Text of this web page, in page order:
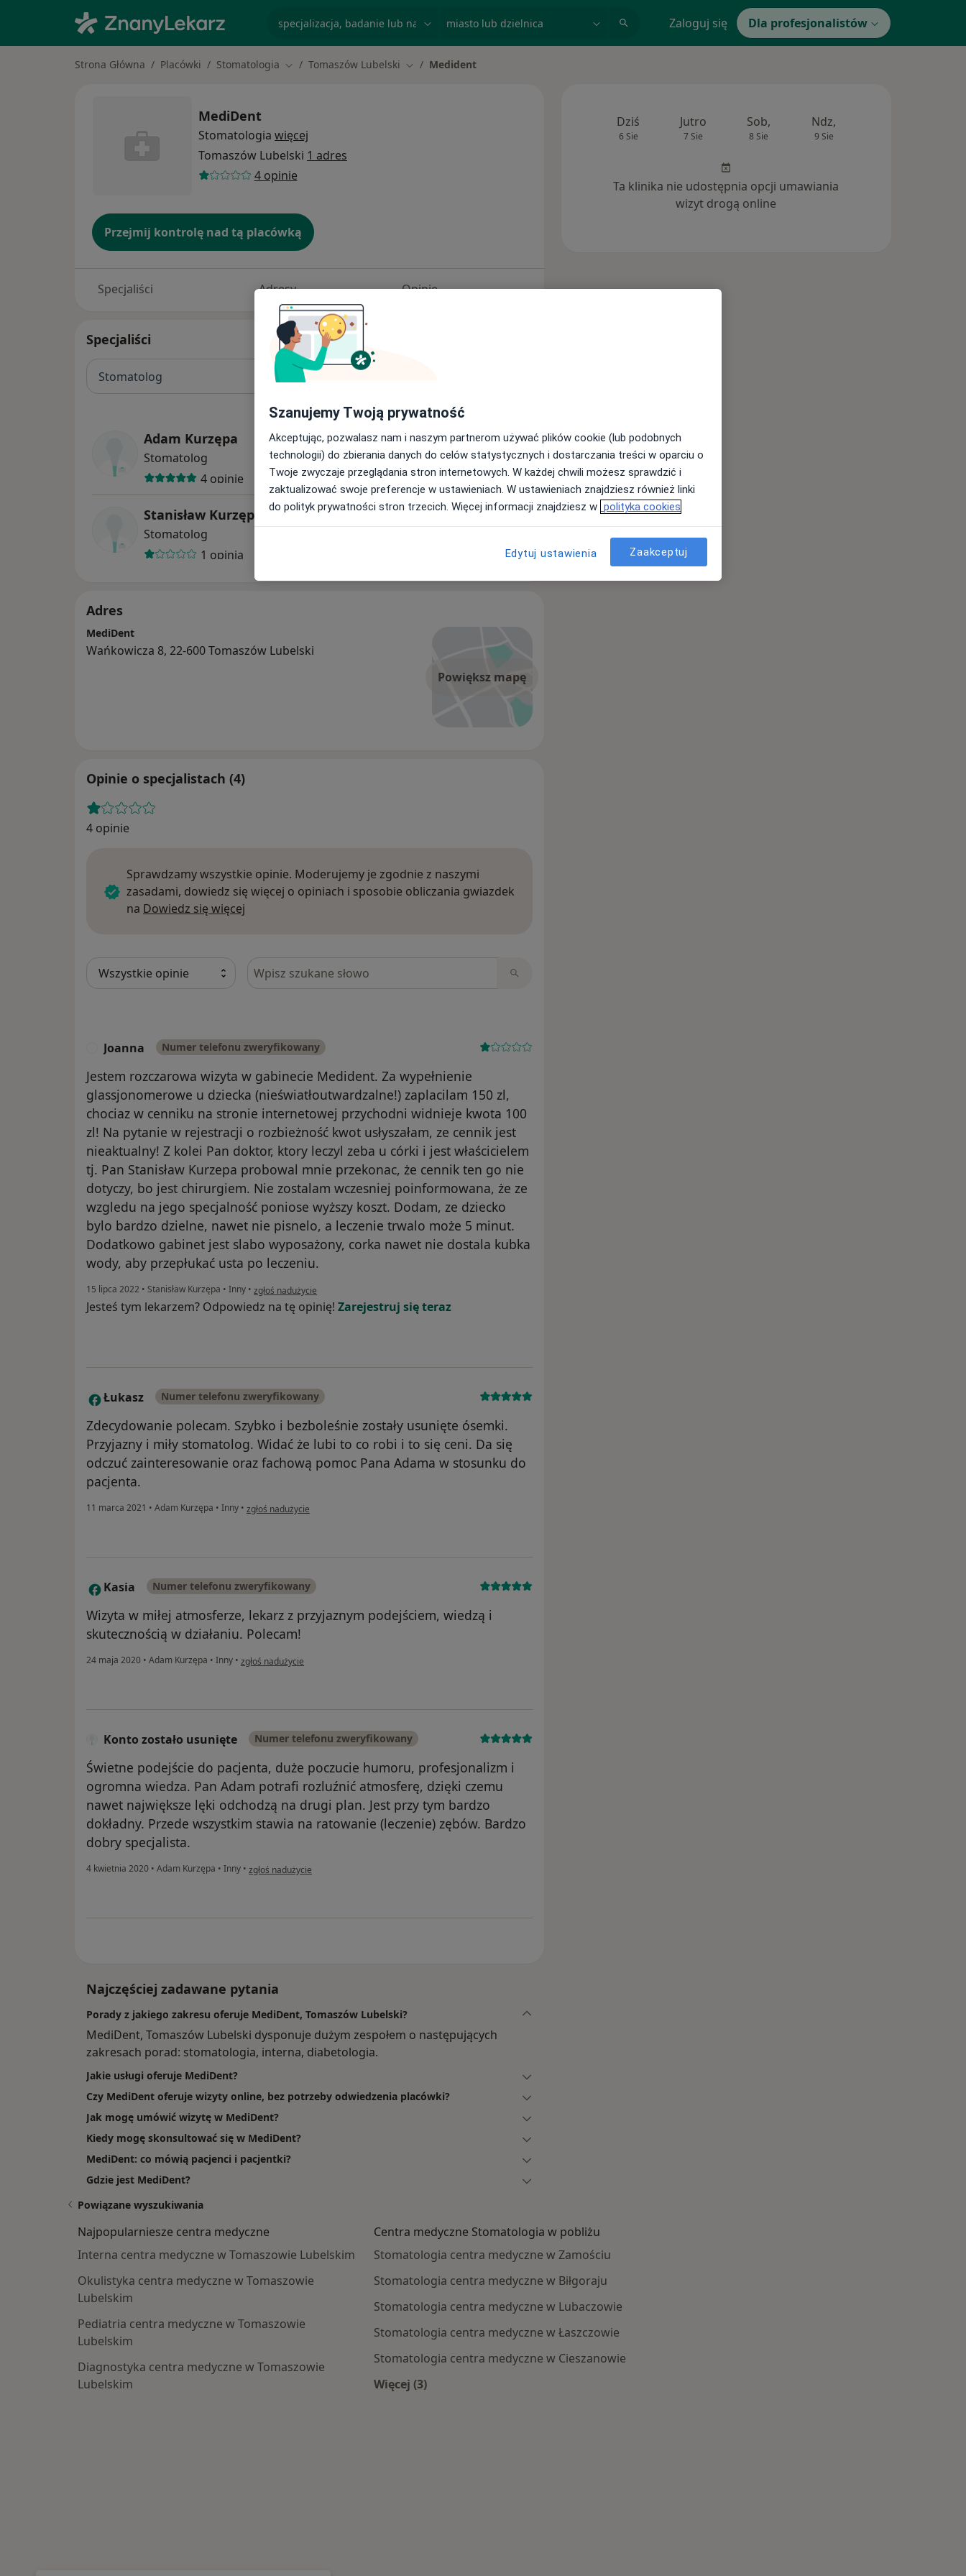
Zaloguj się Dla profesjonalistów
Strona Główna Placówki Stomatologia Zmień miasto
Tomaszów Lubelski Zmień miasto
Medident
MediDent
Stomatologia więcej
Tomaszów Lubelski 1 adres
4 opinie
Przejmij kontrolę nad tą placówką
Specjaliści Adresy Opinie
Specjaliści
Stomatolog
Adam Kurzępa
Stomatolog
4 opinie
Stanisław Kurzępa
Stomatolog
1 opinia
Adres
Powiększ mapę
MediDent
Wańkowicza 8, 22-600 Tomaszów Lubelski
Opinie o specjalistach (4)
4 opinie
Sprawdzamy wszystkie opinie. Moderujemy je zgodnie z naszymi
zasadami, dowiedz się więcej o opiniach i sposobie obliczania gwiazdek
na Dowiedz się więcej
Szukaj w opiniach
Joanna Numer telefonu zweryfikowany
Jestem rozczarowa wizyta w gabinecie Medident. Za wypełnienie
glassjonomerowe u dziecka (nieświatłoutwardzalne!) zaplacilam 150 zl,
chociaz w cenniku na stronie internetowej przychodni widnieje kwota 100
zl! Na pytanie w rejestracji o rozbieżność kwot usłyszałam, ze cennik jest
nieaktualny! Z kolei Pan doktor, ktory leczyl zeba u córki i jest właścicielem
tj. Pan Stanisław Kurzepa probowal mnie przekonac, że cennik ten go nie
dotyczy, bo jest chirurgiem. Nie zostalam wczesniej poinformowana, że ze
wzgledu na jego specjalność poniose wyższy koszt. Dodam, ze dziecko
bylo bardzo dzielne, nawet nie pisnelo, a leczenie trwalo może 5 minut.
Dodatkowo gabinet jest slabo wyposażony, corka nawet nie dostala kubka
wody, aby przepłukać usta po leczeniu.
15 lipca 2022 • Stanisław Kurzępa • Inny • w opinii użytkownika Joanna
zgłoś nadużycie
Jesteś tym lekarzem? Odpowiedz na tę opinię! Zarejestruj się teraz
Ł Łukasz Numer telefonu zweryfikowany
Zdecydowanie polecam. Szybko i bezboleśnie zostały usunięte ósemki.
Przyjazny i miły stomatolog. Widać że lubi to co robi i to się ceni. Da się
odczuć zainteresowanie oraz fachową pomoc Pana Adama w stosunku do
pacjenta.
11 marca 2021 • Adam Kurzępa • Inny • w opinii użytkownika Łukasz
zgłoś nadużycie
K Kasia Numer telefonu zweryfikowany
Wizyta w miłej atmosferze, lekarz z przyjaznym podejściem, wiedzą i
skutecznością w działaniu. Polecam!
24 maja 2020 • Adam Kurzępa • Inny • w opinii użytkownika Kasia
zgłoś nadużycie
Konto zostało usunięte Numer telefonu zweryfikowany
Świetne podejście do pacjenta, duże poczucie humoru, profesjonalizm i
ogromna wiedza. Pan Adam potrafi rozluźnić atmosferę, dzięki czemu
nawet największe lęki odchodzą na drugi plan. Jest przy tym bardzo
dokładny. Przede wszystkim stawia na ratowanie (leczenie) zębów. Bardzo
dobry specjalista.
4 kwietnia 2020 • Adam Kurzępa • Inny • w opinii użytkownika Konto zostało usunięte
zgłoś nadużycie
Najczęściej zadawane pytania
Porady z jakiego zakresu oferuje MediDent, Tomaszów Lubelski?
MediDent, Tomaszów Lubelski dysponuje dużym zespołem o następujących
zakresach porad: stomatologia, interna, diabetologia.
Jakie usługi oferuje MediDent?
Czy MediDent oferuje wizyty online, bez potrzeby odwiedzenia placówki?
Jak mogę umówić wizytę w MediDent?
Kiedy mogę skonsultować się w MediDent?
MediDent: co mówią pacjenci i pacjentki?
Gdzie jest MediDent?
Dziś
6 Sie
Jutro
7 Sie
Sob,
8 Sie
Ndz,
9 Sie
Ta klinika nie udostępnia opcji umawiania
wizyt drogą online
Powiązane wyszukiwania
Najpopularniesze centra medyczne
Interna centra medyczne w Tomaszowie Lubelskim
Okulistyka centra medyczne w Tomaszowie
Lubelskim
Pediatria centra medyczne w Tomaszowie
Lubelskim
Diagnostyka centra medyczne w Tomaszowie
Lubelskim
Centra medyczne Stomatologia w pobliżu
Stomatologia centra medyczne w Zamościu
Stomatologia centra medyczne w Biłgoraju
Stomatologia centra medyczne w Lubaczowie
Stomatologia centra medyczne w Łaszczowie
Stomatologia centra medyczne w Cieszanowie
Więcej (3)
Szanujemy Twoją prywatność
Akceptując, pozwalasz nam i naszym partnerom używać plików cookie (lub podobnych
technologii) do zbierania danych do celów statystycznych i dostarczania treści w oparciu o
Twoje zwyczaje przeglądania stron internetowych. W każdej chwili możesz sprawdzić i
zaktualizować swoje preferencje w ustawieniach. W ustawieniach znajdziesz również linki
do polityk prywatności stron trzecich. Więcej informacji znajdziesz w polityka cookies
Edytuj ustawienia Zaakceptuj